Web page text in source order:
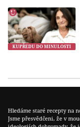
KUPŘEDU DO MINULOSTI
Hledáme staré recepty na
Jsme přesvědčeni, že v